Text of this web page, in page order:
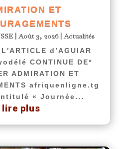
ET
|Août 3, 2026|Actualités
d’AGUIAR
CONTINUE DE*
ADMIRATION ET
afriquenligne.tg
« Journée...
lire plus